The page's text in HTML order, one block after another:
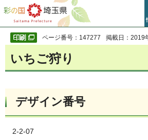
彩の国 埼玉県
ページ番号：147277 掲載日：2019
いちご狩り
デザイン番号
2-2-07